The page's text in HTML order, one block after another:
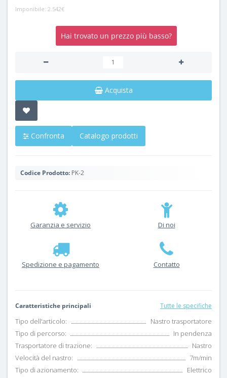
Imponibile: 2.542€
Hai trovato un prezzo più basso?
Acquista
Confronta Catalogo prodotti
Codice Prodotto: PK-2
Garanzia e servizio Di noi
Spedizione e pagamento Contatto
Caratteristiche principali Tutte le specifiche
Tipo dell'articolo:
Nastro trasportatore
Tipo di percorso:
In pendenza
Trasportatore di trazione:
Nastro
Velocità del nastro:
7m/min
Tipo di azionamento:
Elettrico